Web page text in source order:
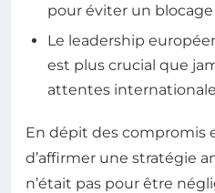
pour éviter un
Le leadership
est plus crucial que
attentes
En dépit des compromis
d’affirmer une stratégie
n’était pas pour être